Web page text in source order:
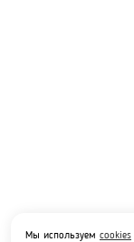
Мы используем cookies